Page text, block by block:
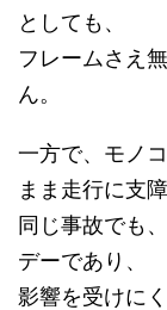
としても、
フレームさえ
ん。
一方で、モノ
まま走行に支
同じ事故でも
デーであり、
影響を受けに